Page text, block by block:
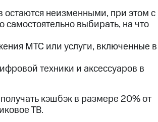
остаются неизменными, при этом с
выбирать, на что
МТС или услуги, включенные в
техники и аксессуаров в
кэшбэк в размере 20% от
ТВ.